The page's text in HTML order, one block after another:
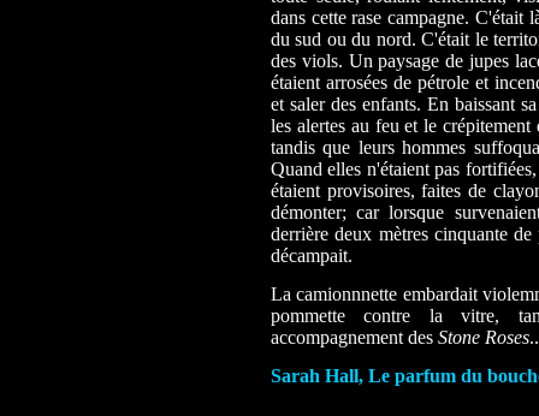
dans cette rase campagne. C'était
du sud ou du nord. C'était le
des viols. Un paysage de jupes
étaient arrosées de pétrole et
et saler des enfants. En baissant
les alertes au feu et le
tandis que leurs hommes
Quand elles n'étaient pas
étaient provisoires, faites de
démonter; car lorsque
derrière deux mètres cinquante
décampait.
La camionnnette embardait
pommette contre la vitre,
accompagnement des Stone Roses
Sarah Hall, Le parfum du